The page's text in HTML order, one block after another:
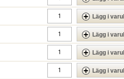
Lägg i
Lägg i
Lägg i
Lägg i